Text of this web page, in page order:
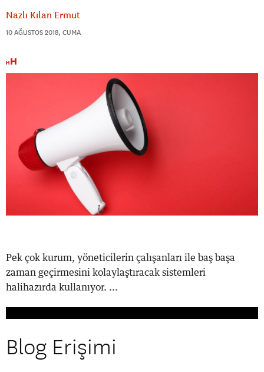
Nazlı Kılan Ermut
10 AĞUSTOS 2018, CUMA
Pek çok kurum, yöneticilerin çalışanları ile baş başa
zaman geçirmesini kolaylaştıracak sistemleri
halihazırda kullanıyor. ...
Blog Erişimi